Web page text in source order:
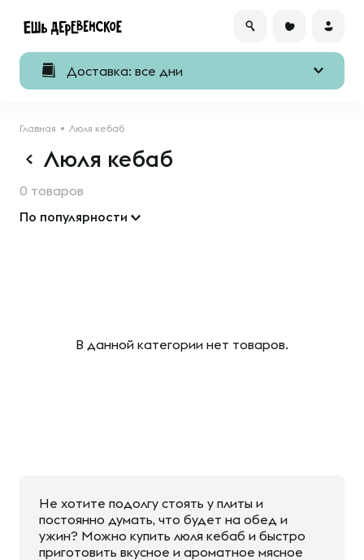
Доставка: все дни
Главная Люля кебаб
Люля кебаб
0 товаров
По популярности
В данной категории нет товаров.
Не хотите подолгу стоять у плиты и
постоянно думать, что будет на обед и
ужин? Можно купить люля кебаб и быстро
приготовить вкусное и ароматное мясное